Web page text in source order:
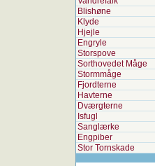
Blishøne
Klyde
Hjejle
Engryle
Storspove
Sorthovedet Måge
Stormmåge
Fjordterne
Havterne
Dværgterne
Isfugl
Sanglærke
Engpiber
Stor Tornskade